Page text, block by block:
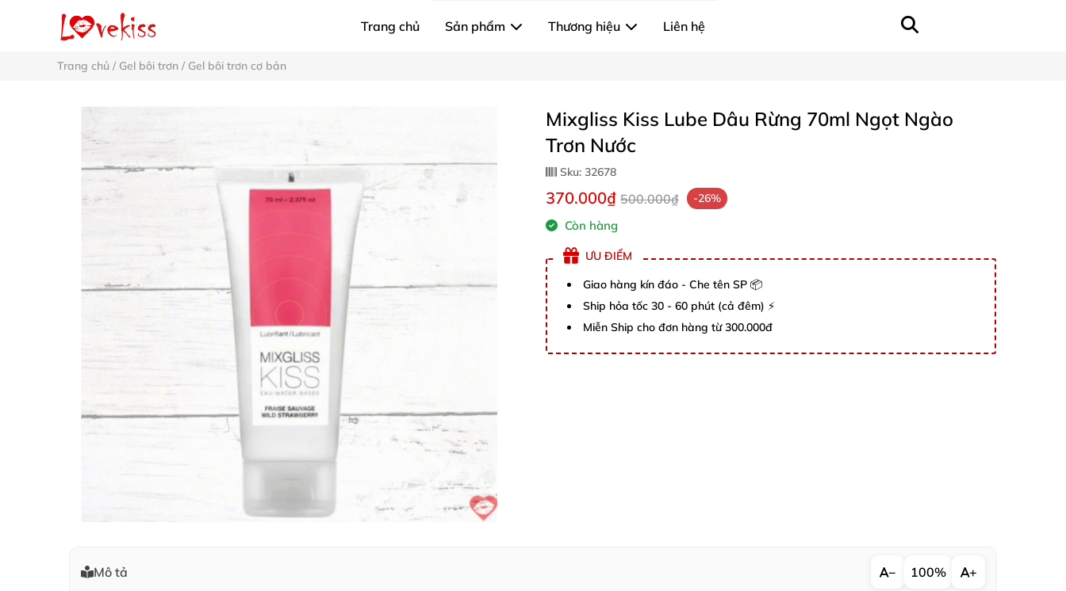
Trang chủ Sản phẩm Thương hiệu Liên hệ
Trang chủ / Gel bôi trơn / Gel bôi trơn cơ bản
Mixgliss Kiss Lube Dâu Rừng 70ml Ngọt Ngào
Trơn Nước
Sku: 32678
370.000₫ 500.000₫ -26%
Còn hàng
ƯU ĐIỂM
Giao hàng kín đáo - Che tên SP 📦
Ship hỏa tốc 30 - 60 phút (cả đêm) ⚡
Miễn Ship cho đơn hàng từ 300.000đ
Mô tả − 100% +